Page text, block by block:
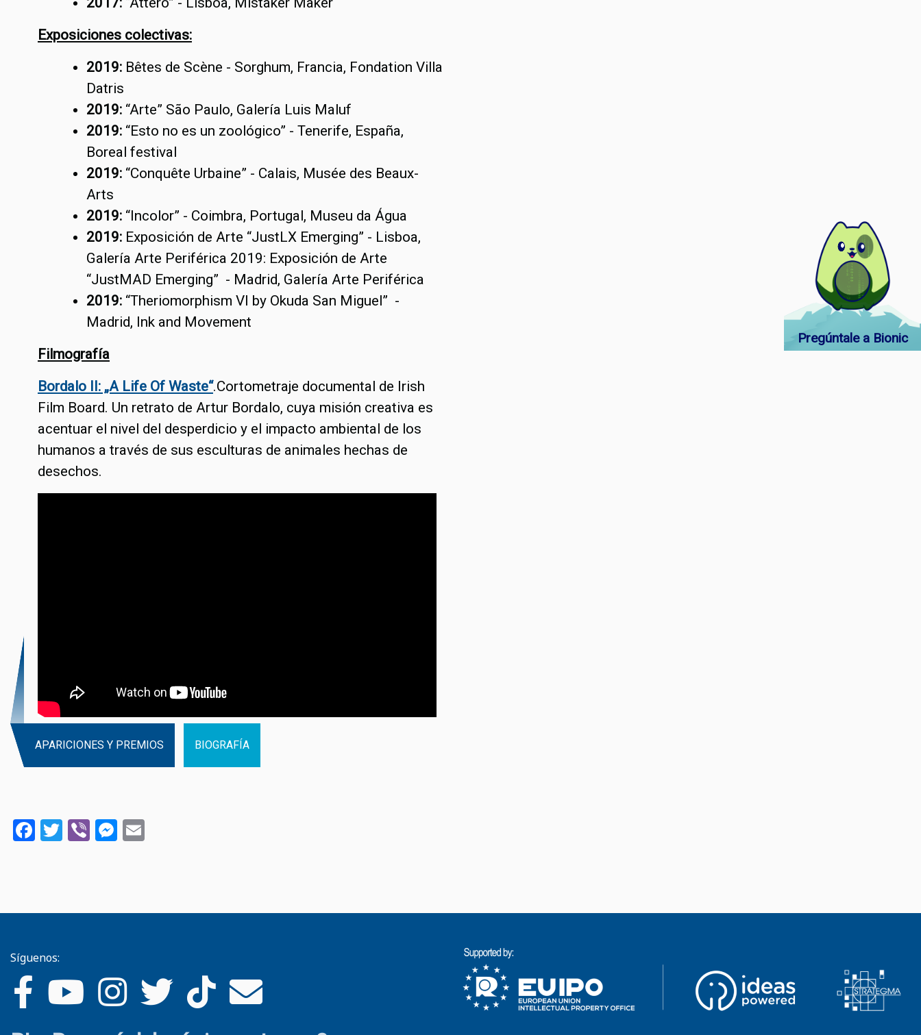
Exposiciones colectivas:
2019: Bêtes de Scène - Sorghum, Francia, Fondation Villa
Datris
2019: “Arte” São Paulo, Galería Luis Maluf
2019: “Esto no es un zoológico” - Tenerife, España,
Boreal festival
2019: “Conquête Urbaine” - Calais, Musée des Beaux-
Arts
2019: “Incolor” - Coimbra, Portugal, Museu da Água
2019: Exposición de Arte “JustLX Emerging” - Lisboa,
Galería Arte Periférica 2019: Exposición de Arte
“JustMAD Emerging” - Madrid, Galería Arte Periférica
2019: “Theriomorphism VI by Okuda San Miguel” -
Madrid, Ink and Movement
Filmografía
Bordalo II: „A Life Of Waste“.Cortometraje documental de Irish
Film Board. Un retrato de Artur Bordalo, cuya misión creativa es
acentuar el nivel del desperdicio y el impacto ambiental de los
humanos a través de sus esculturas de animales hechas de
desechos.
APARICIONES Y PREMIOS BIOGRAFÍA
Facebook
Twitter
ViberMessenger
Pregúntale a Bionic
Síguenos: